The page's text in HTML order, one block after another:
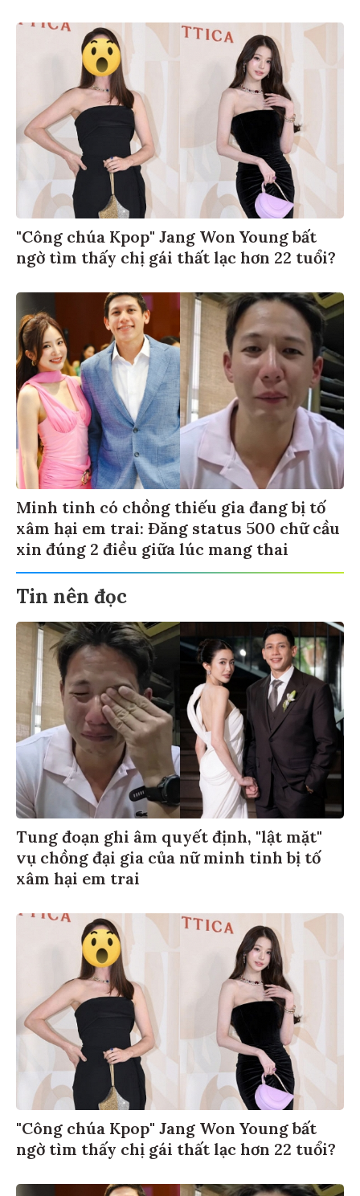
"Công chúa Kpop" Jang Won Young bất
ngờ tìm thấy chị gái thất lạc hơn 22 tuổi?
Minh tinh có chồng thiếu gia đang bị tố
xâm hại em trai: Đăng status 500 chữ cầu
xin đúng 2 điều giữa lúc mang thai
Tin nên đọc
Tung đoạn ghi âm quyết định, "lật mặt"
vụ chồng đại gia của nữ minh tinh bị tố
xâm hại em trai
"Công chúa Kpop" Jang Won Young bất
ngờ tìm thấy chị gái thất lạc hơn 22 tuổi?